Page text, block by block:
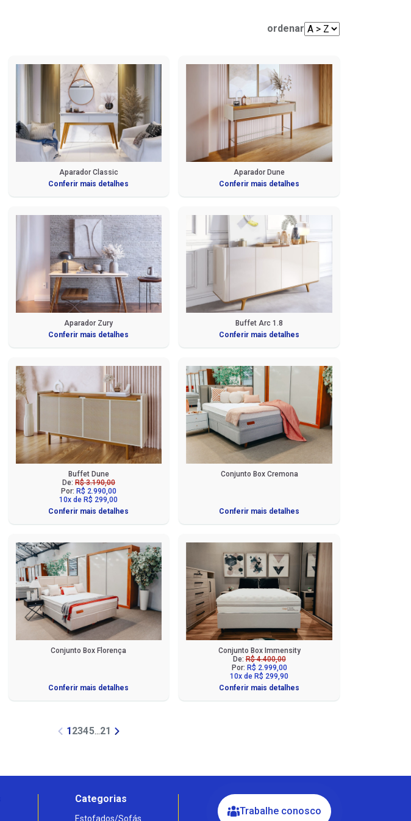
Fale com a Ciello – Móveis &
Sofá de Canto
Sofá com Chaise
Sofá de Couro
Sofá Automatizado
Sofá Orgânico
ordenar
Aparador Classic
Conferir mais detalhes
Aparador Dune
Conferir mais detalhes
Aparador Zury
Conferir mais detalhes
Buffet Arc 1.8
Conferir mais detalhes
Buffet Dune
De: R$ 3.190,00
Por: R$ 2.990,00
10x de R$ 299,00
Conferir mais detalhes
Conjunto Box Cremona
Conferir mais detalhes
Conjunto Box Florença
Conferir mais detalhes
Conjunto Box Immensity
De:R$ 4.400,00
Por: R$ 2.999,00
10x de R$ 299,90
Conferir mais detalhes
12345...21
Categorias
Estofados/Sofás
Trabalhe conosco